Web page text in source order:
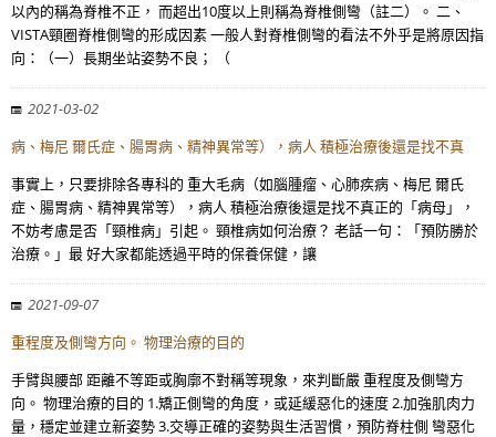
以內的稱為脊椎不正， 而超出10度以上則稱為脊椎側彎（註二）。 二、
VISTA頸圈脊椎側彎的形成因素 一般人對脊椎側彎的看法不外乎是將原因指
向：（一）長期坐站姿勢不良； （
2021-03-02
病、梅尼 爾氏症、腸胃病、精神異常等），病人 積極治療後還是找不真
事實上，只要排除各專科的 重大毛病（如腦腫瘤、心肺疾病、梅尼 爾氏
症、腸胃病、精神異常等），病人 積極治療後還是找不真正的「病母」，
不妨考慮是否「頸椎病」引起。 頸椎病如何治療？ 老話一句：「預防勝於
治療。」最 好大家都能透過平時的保養保健，讓
2021-09-07
重程度及側彎方向。 物理治療的目的
手臂與腰部 距離不等距或胸廓不對稱等現象，來判斷嚴 重程度及側彎方
向。 物理治療的目的 1.矯正側彎的角度，或延緩惡化的速度 2.加強肌肉力
量，穩定並建立新姿勢 3.交導正確的姿勢與生活習慣，預防脊柱側 彎惡化